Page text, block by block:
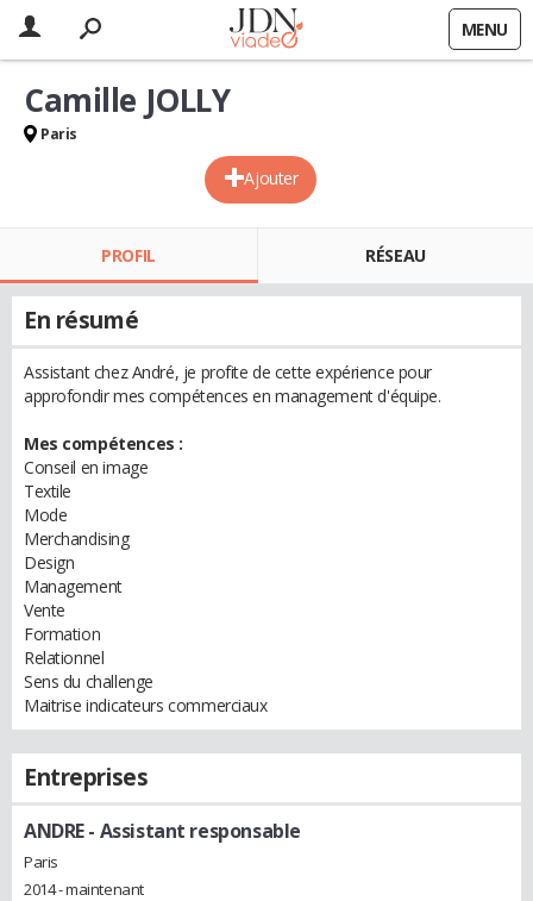
MENU
Ajouter
Camille JOLLY
Paris
PROFIL RÉSEAU
En résumé
Assistant chez André, je profite de cette expérience pour
approfondir mes compétences en management d'équipe.
Mes compétences :
Conseil en image
Textile
Mode
Merchandising
Design
Management
Vente
Formation
Relationnel
Sens du challenge
Maitrise indicateurs commerciaux
Entreprises
ANDRE- Assistant responsable
Paris
2014 - maintenant